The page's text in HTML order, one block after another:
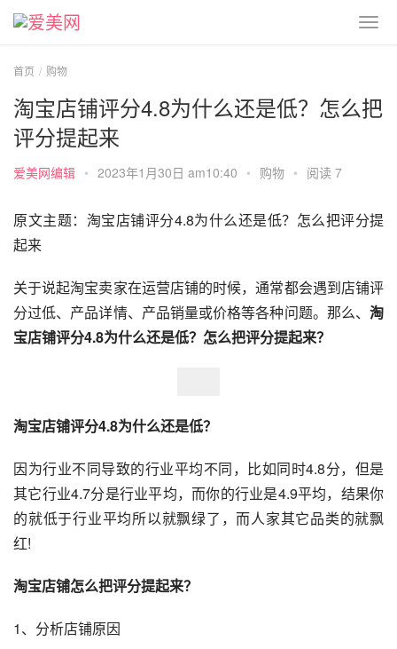
首页 购物
淘宝店铺评分4.8为什么还是低？怎么把
评分提起来
爱美网编辑 • 2023年1月30日 am10:40 • 购物 • 阅读 7
原文主题：淘宝店铺评分4.8为什么还是低？怎么把评分提
起来
关于说起淘宝卖家在运营店铺的时候，通常都会遇到店铺评
分过低、产品详情、产品销量或价格等各种问题。那么、 淘
宝店铺评分4.8为什么还是低？怎么把评分提起来？
淘宝店铺评分4.8为什么还是低？
因为行业不同导致的行业平均不同，比如同时4.8分，但是
其它行业4.7分是行业平均，而你的行业是4.9平均，结果你
的就低于行业平均所以就飘绿了，而人家其它品类的就飘
红!
淘宝店铺怎么把评分提起来？
1、分析店铺原因